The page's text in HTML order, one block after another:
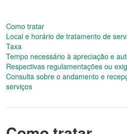
Como tratar
Local e horário de tratamento de
Taxa
Tempo necessário à apreciação e
Respectivas regulamentações ou
Consulta sobre o andamento e
serviços